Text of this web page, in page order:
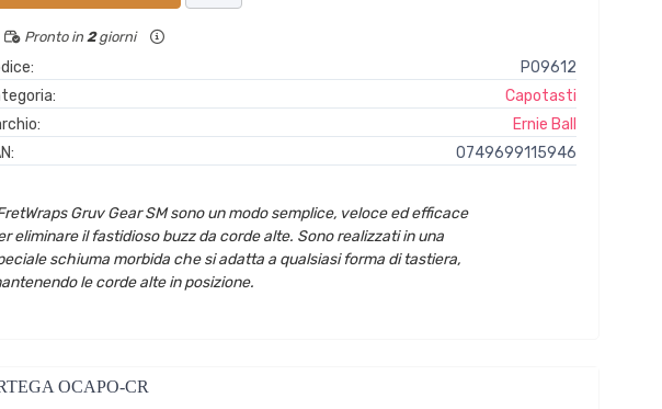
Pronto in 2giorni
P09612
Capotasti
Ernie Ball
0749699115946
Gruv Gear SM sono un modo semplice, veloce ed efficace
eliminare il fastidioso buzz da corde alte. Sono realizzati in una
schiuma morbida che si adatta a qualsiasi forma di tastiera,
le corde alte in posizione.
OCAPO-CR